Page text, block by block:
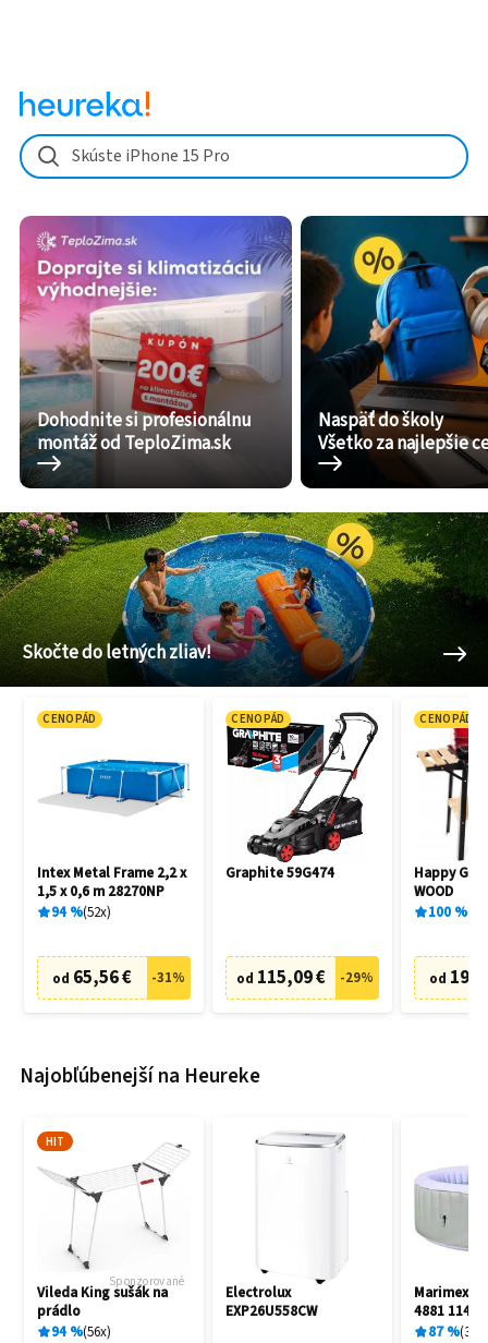
Skúste iPhone 15 Pro
Dohodnite si profesionálnu
montáž od TeploZima.sk
Naspäť do školy
Všetko za najlepšie
Skočte do letných zliav!
CENOPÁD
Intex Metal Frame 2,2 x
1,5 x 0,6 m 28270NP
94% 52x
od 65,56 € -31%
CENOPÁD
Graphite 59G474
od 115,09 € -29%
CENOPÁD
Happy
WOOD
100%
od
Najobľúbenejší na Heureke
HIT
Sponzorované
Vileda King sušák na
prádlo
94% 56x
Electrolux
EXP26U558CW
Marimex
4881
87% 3